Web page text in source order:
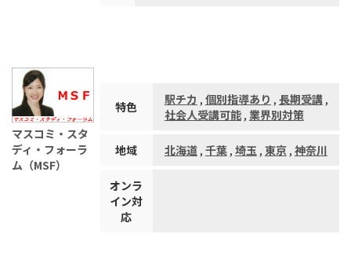
マスコミ・スタ
ディ・フォーラ
ム（MSF）
特色 駅チカ , 個別指導あり , 長期受講,
社会人受講可能, 業界別対策
地域 北海道, 千葉, 埼玉, 東京, 神奈川
オンラ
イン対
応